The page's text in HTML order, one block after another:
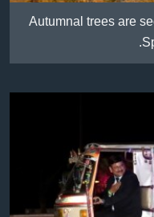
Autumnal trees are